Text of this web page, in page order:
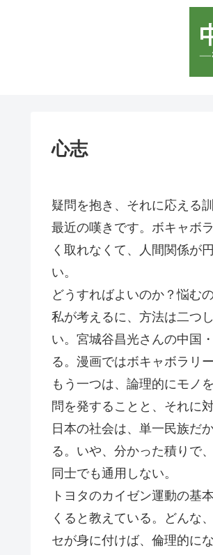
心志
疑問を抱き、それに応える
最近の嘆きです。ボキャボ
く取れなくて、人間関係が
い。
どうすればよいのか？悩む
私が考えるに、方法は二つ
い。宮城谷昌光さんの中国
る。漫画ではボキャボラリ
もう一つは、論理的にモノ
問を発することと、それに
日本の社会は、単一民族だ
る。いや、分かった積りで
同士でも通用しない。
トヨタのカイゼン運動の基
くると教えている。どんな
セが身に付けば、倫理的に